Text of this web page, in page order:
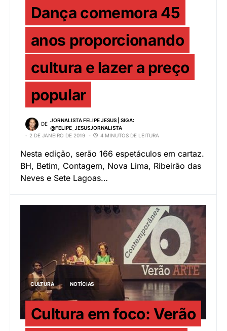
Dança comemora 45
anos proporcionando
cultura e lazer a preço
popular
DE
JORNALISTA FELIPE JESUS | SIGA:
@FELIPE_JESUSJORNALISTA
2 DE JANEIRO DE 2019
4 MINUTOS DE LEITURA
Nesta edição, serão 166 espetáculos em cartaz.
BH, Betim, Contagem, Nova Lima, Ribeirão das
Neves e Sete Lagoas…
CULTURA NOTÍCIAS
Cultura em foco: Verão